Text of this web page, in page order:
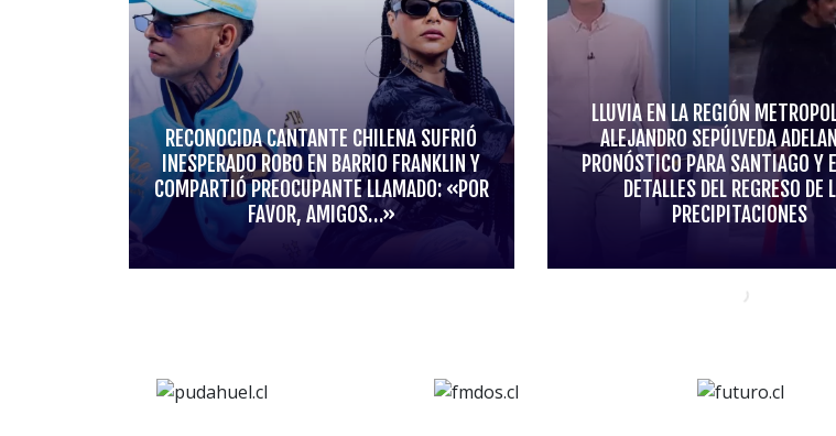
RECONOCIDA CANTANTE CHILENA SUFRIÓ
INESPERADO ROBO EN BARRIO FRANKLIN Y
COMPARTIÓ PREOCUPANTE LLAMADO: «POR
FAVOR, AMIGOS…»
LLUVIA EN LA REGIÓN
ALEJANDRO SEPÚLVEDA
PRONÓSTICO PARA SANTIAGO Y
DETALLES DEL REGRESO DE
PRECIPITACIONES